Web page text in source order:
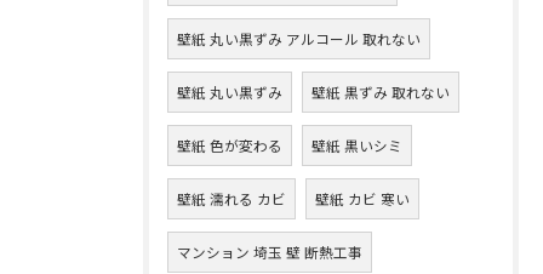
壁紙 丸い黒ずみ アルコール 取れない
壁紙 丸い黒ずみ 壁紙 黒ずみ 取れない
壁紙 色が変わる 壁紙 黒いシミ
壁紙 濡れる カビ 壁紙 カビ 寒い
マンション 埼玉 壁 断熱工事